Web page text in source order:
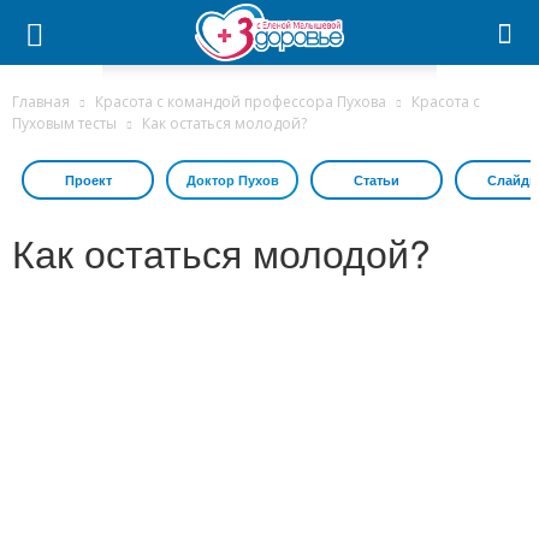
Главная Красота с командой профессора Пухова
Красота с
Пуховым тесты
Как остаться молодой?
Проект Доктор Пухов Статьи
Как остаться молодой?